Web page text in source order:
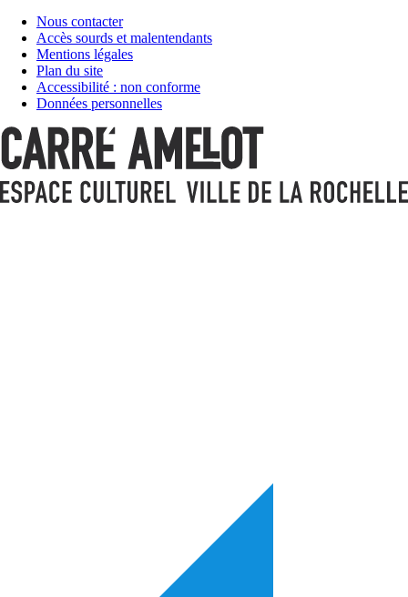
Nous contacter
Accès sourds et malentendants
Mentions légales
Plan du site
Accessibilité : non conforme
Données personnelles